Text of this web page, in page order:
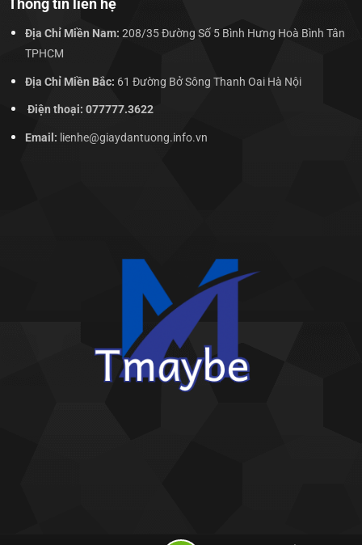
Thông tin liên hệ
Địa Chỉ Miền Nam: 208/35 Đường Số 5 Bình Hưng Hoà Bình Tân
TPHCM
Địa Chỉ Miền Bắc: 61 Đường Bở Sông Thanh Oai Hà Nội
Điện thoại: 077777.3622
Email: lienhe@giaydantuong.info.vn